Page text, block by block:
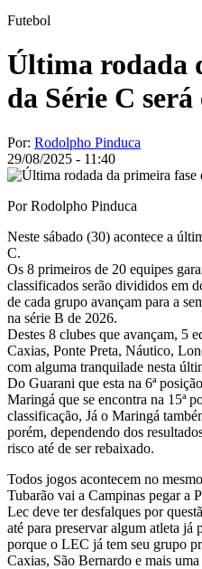
Futebol
Última rodada
da Série C
Por: Rodolpho Pinduca
29/08/2025 - 11:40
Por Rodolpho Pinduca
Neste sábado (30) acontece a
C.
Os 8 primeiros de 20 equipes
classificados serão divididos em
de cada grupo avançam para a
na série B de 2026.
Destes 8 clubes que avançam, 5
Caxias, Ponte Preta, Náutico,
com alguma tranquilade nesta
Do Guarani que esta na 6ª
Maringá que se encontra na 15ª
classificação, Já o Maringá
porém, dependendo dos
risco até de ser rebaixado.
Todos jogos acontecem no
Tubarão vai a Campinas pegar a
Lec deve ter desfalques por
até para preservar algum atleta já
porque o LEC já tem seu grupo
Caxias, São Bernardo e mais